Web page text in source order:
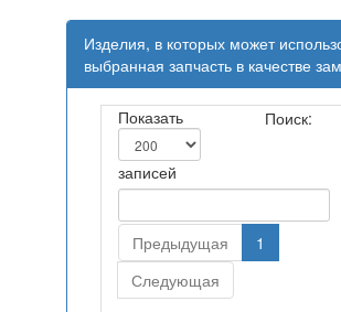
Изделия, в которых может
выбранная запчасть в качестве
Показать
записей
Поиск:
Предыдущая
1
Следующая